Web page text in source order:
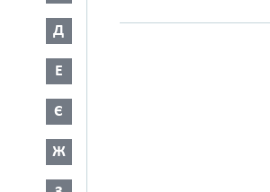
Д
Е
Є
Ж